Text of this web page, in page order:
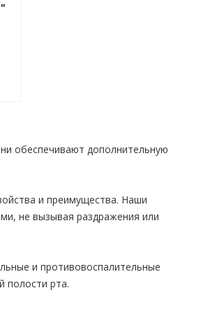
обеспечивают дополнительную
и преимущества. Наши
не вызывая раздражения или
и противовоспалительные
полости рта.